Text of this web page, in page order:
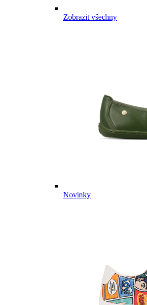
Zobrazit všechny
Novinky